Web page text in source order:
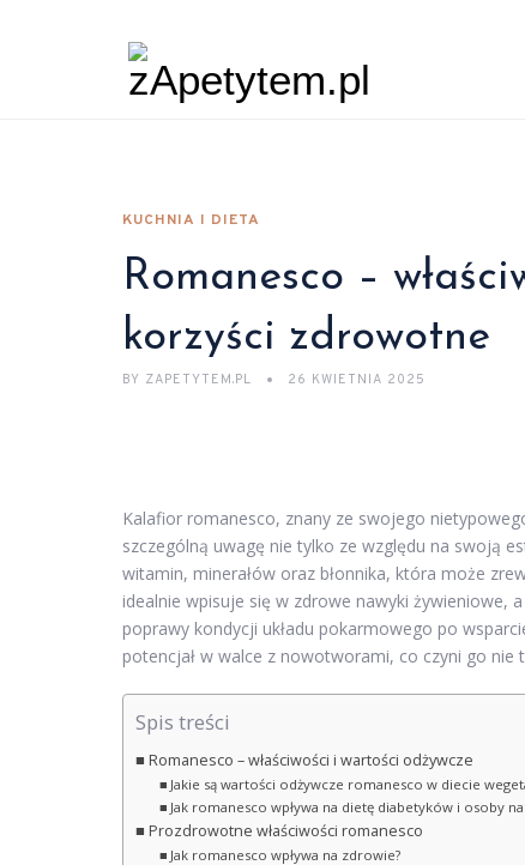
KUCHNIA I DIETA
Romanesco –
korzyści zdrowotne
BY ZAPETYTEM.PL 26 KWIETNIA 2025
Kalafior romanesco, znany ze swojego
szczególną uwagę nie tylko ze względu na swoją
witamin, minerałów oraz błonnika, która może
idealnie wpisuje się w zdrowe nawyki żywieniowe,
poprawy kondycji układu pokarmowego po
potencjał w walce z nowotworami, co czyni go
Spis treści
Romanesco – właściwości i wartości odżywcze
Jakie są wartości odżywcze romanesco w diecie
Jak romanesco wpływa na dietę diabetyków i osoby
Prozdrowotne właściwości romanesco
Jak romanesco wpływa na zdrowie?